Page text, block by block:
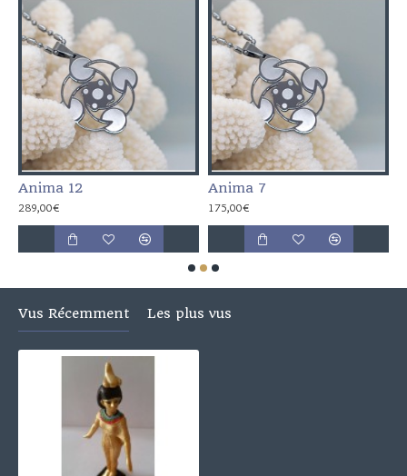
Anima 12
289,00€
Anima 7
175,00€
Vus Récemment Les plus vus